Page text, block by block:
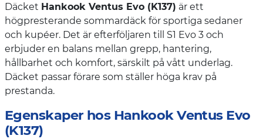
Däcket Hankook Ventus Evo (K137) är ett
högpresterande sommardäck för sportiga sedaner
och kupéer. Det är efterföljaren till S1 Evo 3 och
erbjuder en balans mellan grepp, hantering,
hållbarhet och komfort, särskilt på vått underlag.
Däcket passar förare som ställer höga krav på
prestanda.
Egenskaper hos Hankook Ventus Evo
(K137)